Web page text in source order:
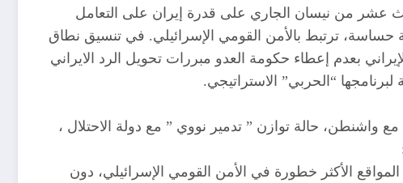
عشر من نيسان الجاري على قدرة إيران على التعامل
حساسة، ترتبط بالأمن القومي الإسرائيلي. في تنسيق نطاق
بعدم إعطاء حكومة العدو مبررات تحويل الرد الايراني
“الحربي” الاستراتيجي.
مع واشنطن، حالة توازن ” تدمير نووي ” مع دولة الاحتلال ،
المواقع الأكثر خطورة في الأمن القومي الإسرائيلي، دون